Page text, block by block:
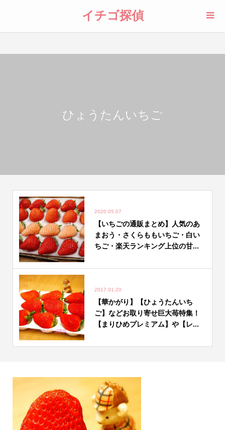
イチゴ探偵
ひょうたんいちご
2020.05.07
【いちごの通販まとめ】人気のあ
まおう・さくらももいちご・白い
ちご・楽天ランキング上位の甘...
2017.01.20
【華かがり】【ひょうたんいち
ご】などお取り寄せ巨大苺特集！
【まりひめプレミアム】や【レ...